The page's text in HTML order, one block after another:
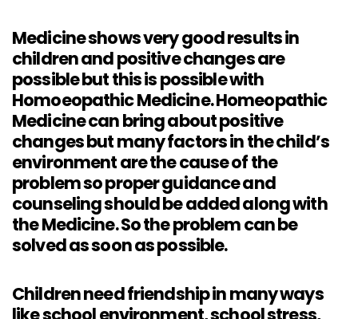
Medicine shows very good results in
children and positive changes are
possible but this is possible with
Homoeopathic Medicine. Homeopathic
Medicine can bring about positive
changes but many factors in the child’s
environment are the cause of the
problem so proper guidance and
counseling should be added along with
the Medicine. So the problem can be
solved as soon as possible.
Children need friendship in many ways